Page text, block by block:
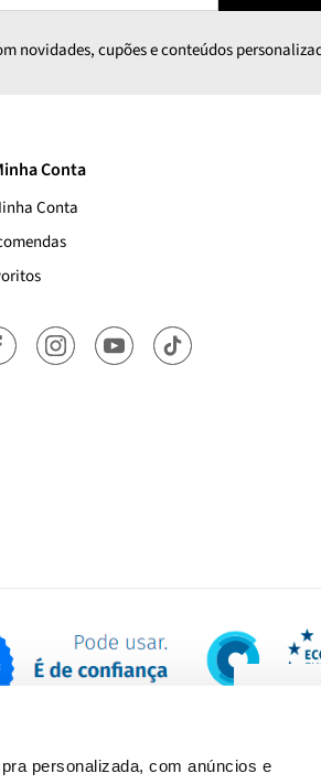
personalizada, com anúncios e
novidades, cupões e conteúdos
Conta
Conta